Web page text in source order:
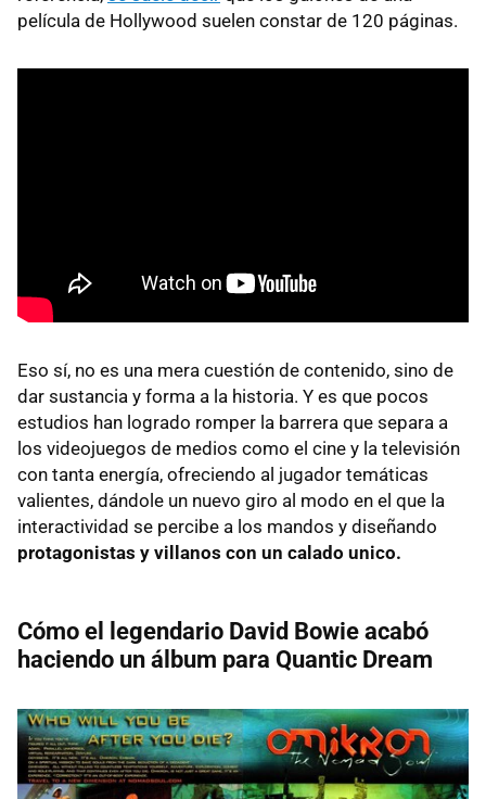
película de Hollywood suelen constar de 120 páginas.
Eso sí, no es una mera cuestión de contenido, sino de
dar sustancia y forma a la historia. Y es que pocos
estudios han logrado romper la barrera que separa a
los videojuegos de medios como el cine y la televisión
con tanta energía, ofreciendo al jugador temáticas
valientes, dándole un nuevo giro al modo en el que la
interactividad se percibe a los mandos y diseñando
protagonistas y villanos con un calado unico.
Cómo el legendario David Bowie acabó
haciendo un álbum para Quantic Dream